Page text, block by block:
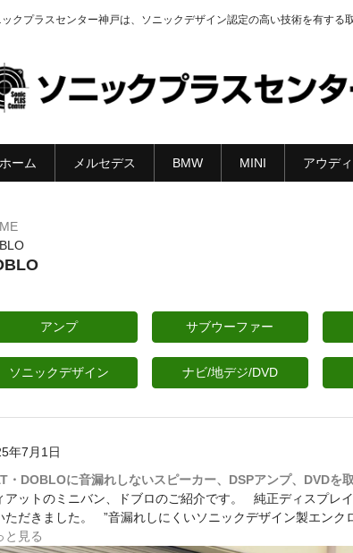
ックプラスセンター神戸は、ソニックデザイン認定の高い技術を有する
ホーム メルセデス BMW MINI アウディ
アンプ サブウーファー
ソニックデザイン ナビ/地デジ/DVD
年7月1日
・DOBLOに音漏れしないスピーカー、DSPアンプ、DVDを
アットのミニバン、ドブロのご紹介です。 純正ディスプレ
ただきました。 ”音漏れしにくいソニックデザイン製エンク
と見る